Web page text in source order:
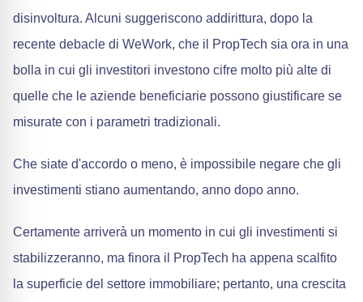
disinvoltura. Alcuni suggeriscono addirittura, dopo la
recente debacle di WeWork, che il PropTech sia ora in una
bolla in cui gli investitori investono cifre molto più alte di
quelle che le aziende beneficiarie possono giustificare se
misurate con i parametri tradizionali.
Che siate d'accordo o meno, è impossibile negare che gli
investimenti stiano aumentando, anno dopo anno.
Certamente arriverà un momento in cui gli investimenti si
stabilizzeranno, ma finora il PropTech ha appena scalfito
la superficie del settore immobiliare; pertanto, una crescita